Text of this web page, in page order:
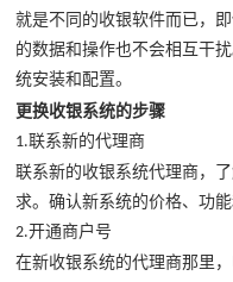
就是不同的收银软件而已，
的数据和操作也不会相互干
统安装和配置。
更换收银系统的步骤
1.联系新的代理商
联系新的收银系统代理商，
求。确认新系统的价格、功
2.开通商户号
在新收银系统的代理商那里